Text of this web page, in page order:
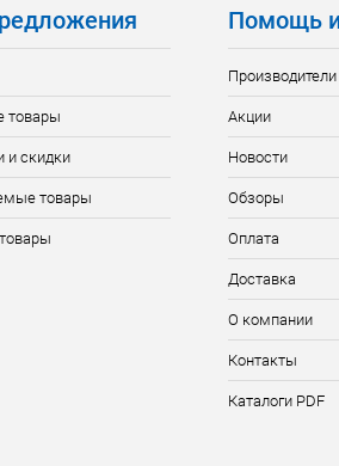
товары
и скидки
товары
Помощь
Производители
Акции
Новости
Обзоры
Оплата
Доставка
О компании
Контакты
Каталоги PDF